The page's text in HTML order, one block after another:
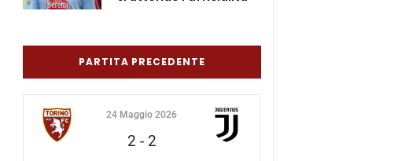
PARTITA PRECEDENTE
24 Maggio 2026
2 - 2